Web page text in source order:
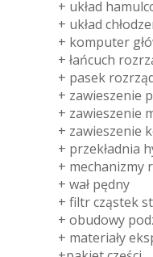
+ układ
+ układ
+ komputer
+ łańcuch
+ pasek
+ zawieszenie
+ zawieszenie
+ zawieszenie
+ przekładnia
+ mechanizmy
+ wał pędny
+ filtr cząstek
+ obudowy
+ materiały